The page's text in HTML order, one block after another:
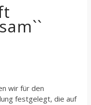
wir für den
festgelegt, die auf